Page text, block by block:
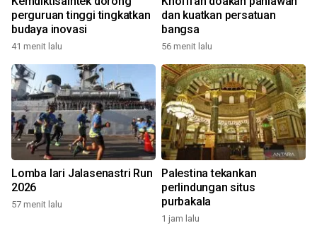
perguruan tinggi tingkatkan
budaya inovasi
41 menit lalu
dan kuatkan persatuan
bangsa
56 menit lalu
Lomba lari Jalasenastri Run
2026
57 menit lalu
Palestina tekankan
perlindungan situs
purbakala
1 jam lalu